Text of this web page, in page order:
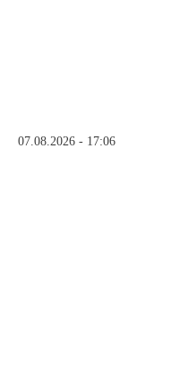
07.08.2026 - 17:06